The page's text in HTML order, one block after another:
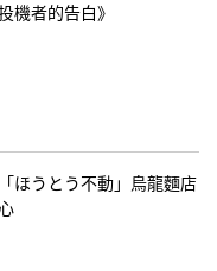
者的告白》
ほうとう不動」烏龍麵店